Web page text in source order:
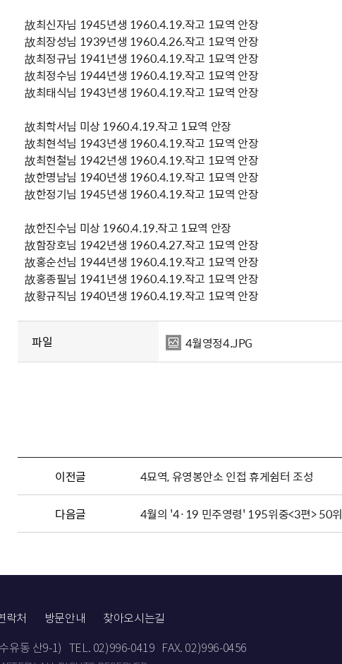
故최신자님 1945년생 1960.4.19.작고 1묘역 안장
故최장성님 1939년생 1960.4.26.작고 1묘역 안장
故최정규님 1941년생 1960.4.19.작고 1묘역 안장
故최정수님 1944년생 1960.4.19.작고 1묘역 안장
故최태식님 1943년생 1960.4.19.작고 1묘역 안장
故최학서님 미상 1960.4.19.작고 1묘역 안장
故최현석님 1943년생 1960.4.19.작고 1묘역 안장
故최현철님 1942년생 1960.4.19.작고 1묘역 안장
故한명남님 1940년생 1960.4.19.작고 1묘역 안장
故한정기님 1945년생 1960.4.19.작고 1묘역 안장
故한진수님 미상 1960.4.19.작고 1묘역 안장
故함장호님 1942년생 1960.4.27.작고 1묘역 안장
故홍순선님 1944년생 1960.4.19.작고 1묘역 안장
故홍종필님 1941년생 1960.4.19.작고 1묘역 안장
故황규직님 1940년생 1960.4.19.작고 1묘역 안장
파일 4월영정4.JPG
이전글 4묘역, 유영봉안소 인접 휴게쉼터 조성
다음글 4월의 '4·19 민주영령' 195위중<3편> 50위
락처 방문안내 찾아오시는길
유동 산9-1) TEL. 02)996-0419
FAX. 02)996-0456